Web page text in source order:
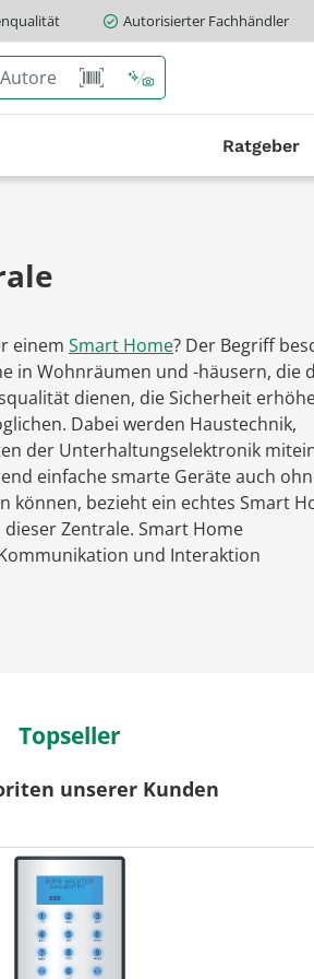
Autorisierter Fachhändler
Ratgeber
einem Smart Home? Der Begriff
in Wohnräumen und -häusern, die
dienen, die Sicherheit
Dabei werden Haustechnik,
der Unterhaltungselektronik
einfache smarte Geräte auch
können, bezieht ein echtes Smart
Zentrale. Smart Home
und Interaktion
Topseller
unserer Kunden